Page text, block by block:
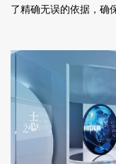
了精确无误的依据，确